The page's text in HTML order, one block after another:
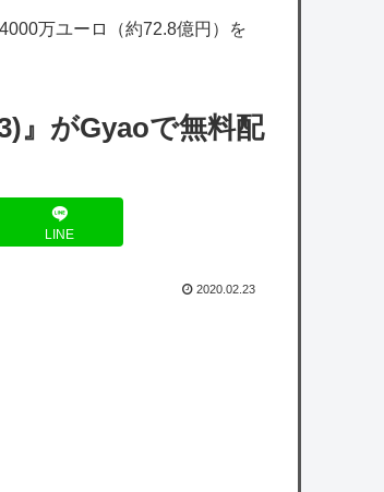
バーのハチミツパン食べてみ
クリアした人に聞きたいんだ
なもう終わってそうだから聞
て 高速＋とかしてるとアホほ
万ユーロ（約72.8億円）を
』がGyaoで無料配
LINE
2020.02.23